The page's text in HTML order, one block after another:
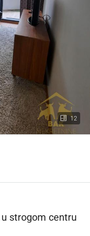
12
strogom centru